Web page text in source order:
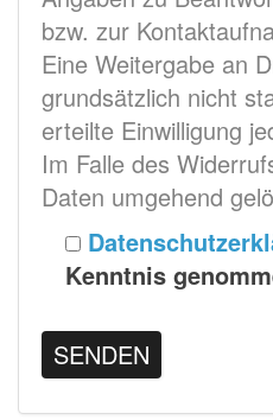
bzw. zur
Eine Weitergabe an
grundsätzlich nicht
erteilte Einwilligung
Im Falle des
Daten umgehend
Kenntnis